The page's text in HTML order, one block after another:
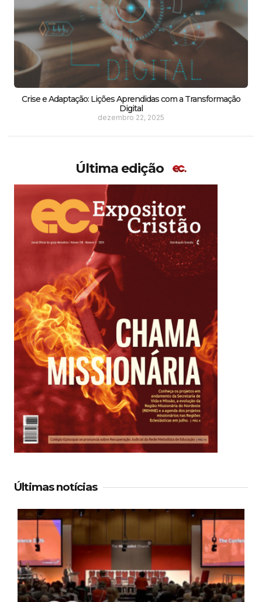
Crise e Adaptação: Lições Aprendidas com a Transformação
Digital
dezembro 22, 2025
Última edição
Últimas notícias